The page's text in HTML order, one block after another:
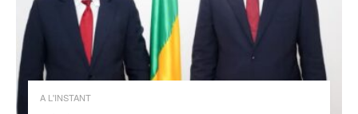
A L'INSTANT